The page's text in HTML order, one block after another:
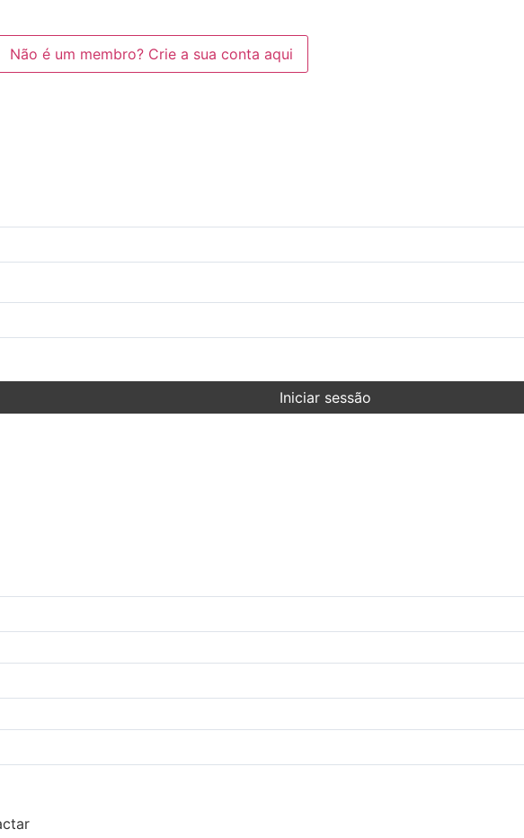
Não é um membro? Crie a sua conta aqui
Iniciar sessão